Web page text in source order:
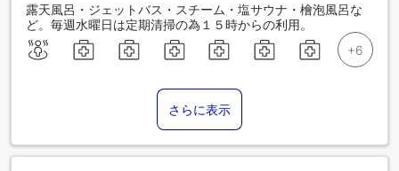
露天風呂・ジェットバス・スチーム・塩サウナ・檜泡風呂な
ど。毎週水曜日は定期清掃の為１５時からの利用。
さらに表示